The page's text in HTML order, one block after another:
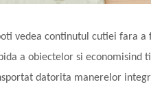
vedea continutul cutiei fara a
a obiectelor si economisind
datorita manerelor